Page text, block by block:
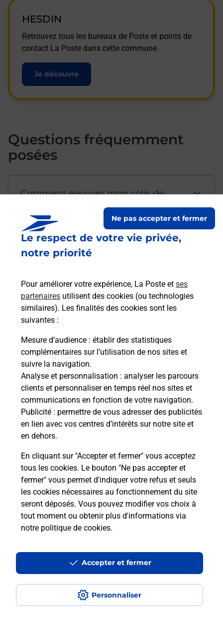
Le respect de votre vie privée,
notre priorité
Pour améliorer votre expérience, La Poste et ses
partenaires utilisent des cookies (ou technologies
similaires). Les finalités des cookies sont les
suivantes :
Mesure d’audience : établir des statistiques
complémentaires sur l’utilisation de nos sites et
suivre la navigation.
Analyse et personnalisation : analyser les parcours
clients et personnaliser en temps réel nos sites et
communications en fonction de votre navigation.
Publicité : permettre de vous adresser des publicités
en lien avec vos centres d’intérêts sur notre site et
en dehors.
En cliquant sur "Accepter et fermer" vous acceptez
tous les cookies. Le bouton "Ne pas accepter et
fermer" vous permet d'indiquer votre refus et seuls
les cookies nécessaires au fonctionnement du site
seront déposés. Vous pouvez modifier vos choix à
tout moment ou obtenir plus d'informations via
notre politique de cookies.
Personnaliser
Ne pas accepter et fermer
Accepter et fermer
HESDIN
Retrouvez tous les bureaux de Poste et points de
contact La Poste dans cette commune.
Je découvre
Questions fréquemment
posées
Comment envoyer mon colis de
Est-il possible d’acheter un
emballage directement depuis un
Comment demander une
modification de livraison ?
Comment La Poste participe-t-elle
à votre sécurité au quotidien ?
Puis-je passer mon code de la route
avec La Poste et sous quelles
conditions ?
Localiser Liste Pas-de-Calais BLANGY SUR TERNOISE
Accessibilité : partiellement conforme
Conditions contractuelles
Mentions légales